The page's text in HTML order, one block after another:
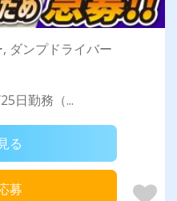
ダンプドライバー
日勤務（...
る
募